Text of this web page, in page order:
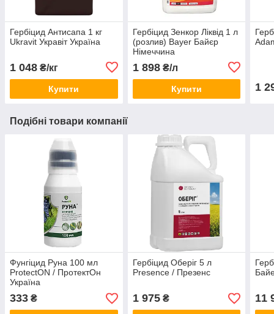
Гербіцид Антисапа 1 кг
Ukravit Укравіт Україна
1 048 ₴/кг
Купити
Гербіцид Зенкор Ліквід 1 л
(розлив) Bayer Байєр
Німеччина
1 898₴/л
Купити 1
Подібні товари компанії
Фунгіцид Руна 100 мл
ProtectON / ПротектОн
Україна
333 ₴
Гербіцид Оберіг 5 л
Presence / Презенс
1 975₴ 11